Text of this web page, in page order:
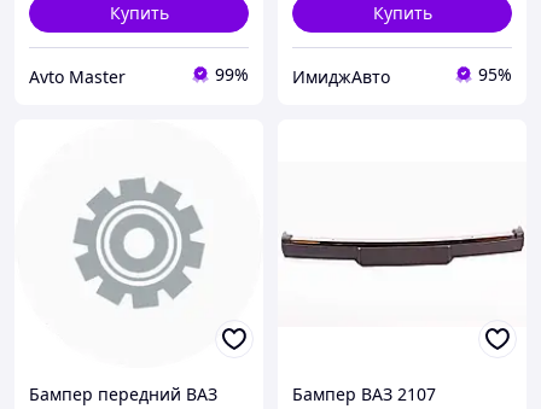
Купить
Avto Master 99%
Купить
ИмиджАвто 95%
Бампер передний ВАЗ
Бампер ВАЗ 2107